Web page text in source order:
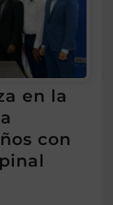
en la
con